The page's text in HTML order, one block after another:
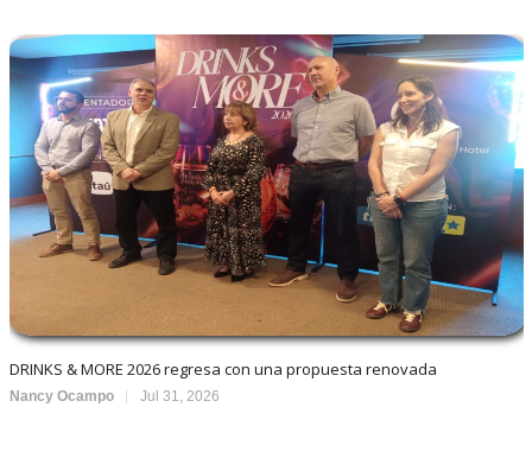
DRINKS & MORE 2026 regresa con una propuesta renovada
Nancy Ocampo Jul 31, 2026